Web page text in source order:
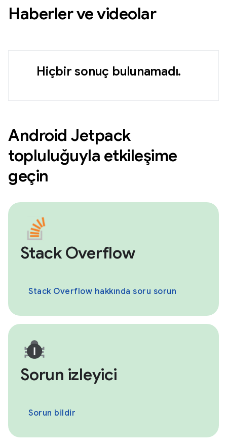
Haberler ve videolar
Hiçbir sonuç bulunamadı.
Android Jetpack
topluluğuyla etkileşime
geçin
Stack Overflow
Stack Overflow hakkında soru sorun
Sorun izleyici
Sorun bildir